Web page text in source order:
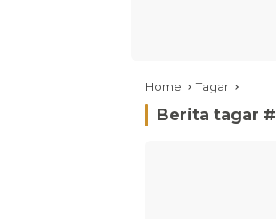
Home Tagar
Berita tagar #